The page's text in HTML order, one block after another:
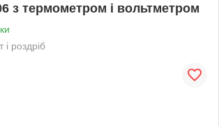
з термометром і вольтметром
і роздріб